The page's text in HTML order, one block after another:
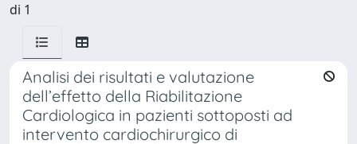
di 1
Analisi dei risultati e valutazione
dell’effetto della Riabilitazione
Cardiologica in pazienti sottoposti ad
intervento cardiochirurgico di